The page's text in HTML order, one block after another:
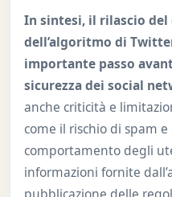
In sintesi, il rilascio del
dell’algoritmo di
importante passo
sicurezza dei social
anche criticità e
come il rischio di spam
comportamento degli
informazioni fornite